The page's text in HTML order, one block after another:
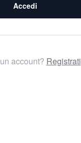
Accedi
account? Registrati